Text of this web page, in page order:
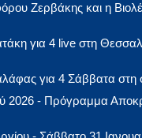
Ζερβάκης και η
για 4 live στη
για 4 Σάββατα στη
2026 - Πρόγραμμα